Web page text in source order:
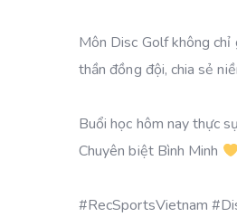
Môn Disc Golf không
thần đồng đội, chia sẻ
Buổi học hôm nay thực
Chuyên biệt Bình Minh
#RecSportsVietnam